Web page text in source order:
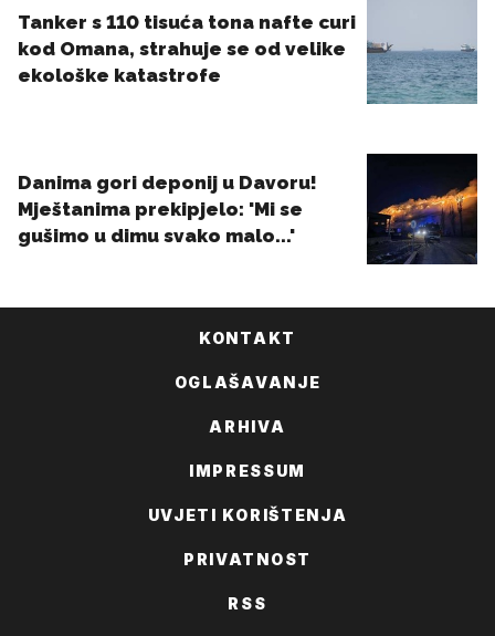
KONTAKT
OGLAŠAVANJE
ARHIVA
IMPRESSUM
UVJETI KORIŠTENJA
PRIVATNOST
RSS